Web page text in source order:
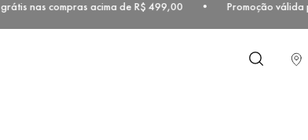
nas compras acima de R$ 499,00 • Promoção
O que você